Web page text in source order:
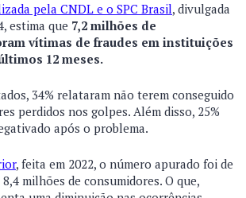
pela CNDL e o SPC Brasil, divulgada
estima que 7,2 milhões de
vítimas de fraudes em instituições
12 meses.
34% relataram não terem conseguido
perdidos nos golpes. Além disso, 25%
após o problema.
, feita em 2022, o número apurado foi de
milhões de consumidores. O que,